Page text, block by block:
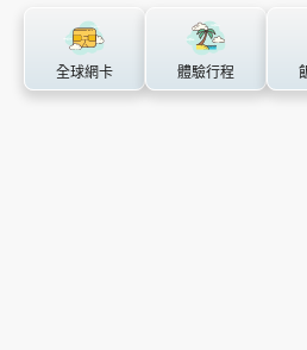
全球網卡 體驗行程